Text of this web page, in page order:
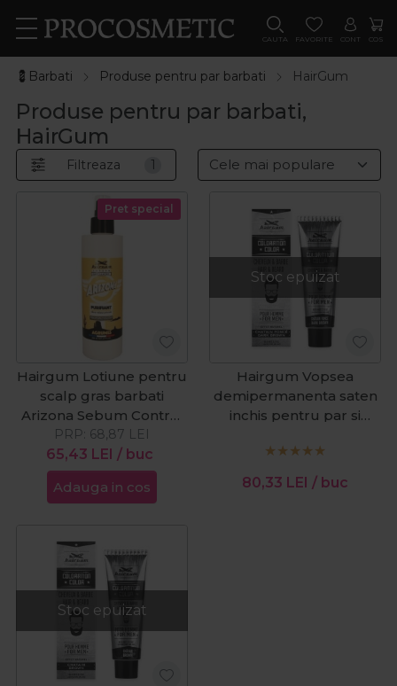
CAUTA FAVORITE CONT COS
💈Barbati Produse pentru par barbati HairGum
Produse pentru par barbati,
HairGum
Filtreaza 1
Pret special
Hairgum Lotiune pentru
scalp gras barbati
Arizona Sebum Control
200ml
65,43 LEI / buc
PRP: 68,87 LEI
Adauga in cos
Stoc epuizat
Hairgum Vopsea
demipermanenta saten
inchis pentru par si
60g
80,33 LEI / buc
Stoc epuizat